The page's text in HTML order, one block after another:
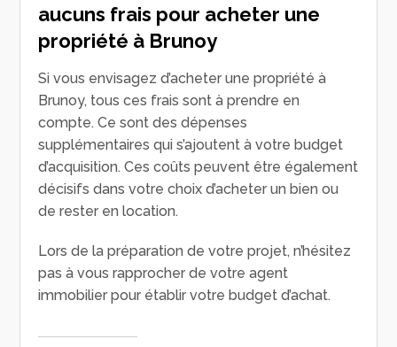
aucuns frais pour acheter une
propriété à Brunoy
Si vous envisagez d’acheter une propriété à
Brunoy, tous ces frais sont à prendre en
compte. Ce sont des dépenses
supplémentaires qui s’ajoutent à votre budget
d’acquisition. Ces coûts peuvent être également
décisifs dans votre choix d’acheter un bien ou
de rester en location.
Lors de la préparation de votre projet, n’hésitez
pas à vous rapprocher de votre agent
immobilier pour établir votre budget d’achat.